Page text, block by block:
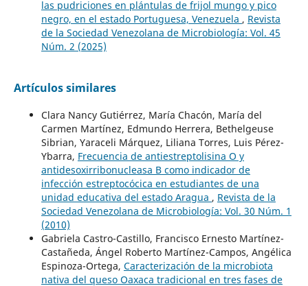
las pudriciones en plántulas de frijol mungo y pico
negro, en el estado Portuguesa, Venezuela , Revista
de la Sociedad Venezolana de Microbiología: Vol. 45
Núm. 2 (2025)
Artículos similares
Clara Nancy Gutiérrez, María Chacón, María del
Carmen Martínez, Edmundo Herrera, Bethelgeuse
Sibrian, Yaraceli Márquez, Liliana Torres, Luis Pérez-
Ybarra, Frecuencia de antiestreptolisina O y
antidesoxirribonucleasa B como indicador de
infección estreptocócica en estudiantes de una
unidad educativa del estado Aragua , Revista de la
Sociedad Venezolana de Microbiología: Vol. 30 Núm. 1
(2010)
Gabriela Castro-Castillo, Francisco Ernesto Martínez-
Castañeda, Ángel Roberto Martínez-Campos, Angélica
Espinoza-Ortega, Caracterización de la microbiota
nativa del queso Oaxaca tradicional en tres fases de